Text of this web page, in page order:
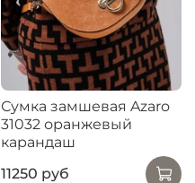
Сумка замшевая Azaro
31032 оранжевый
карандаш
11250 руб